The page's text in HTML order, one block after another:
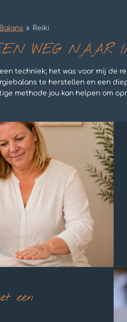
» Reiki
WEG NAAR
techniek; het was voor mij de
te herstellen en een
methode jou kan helpen om
een